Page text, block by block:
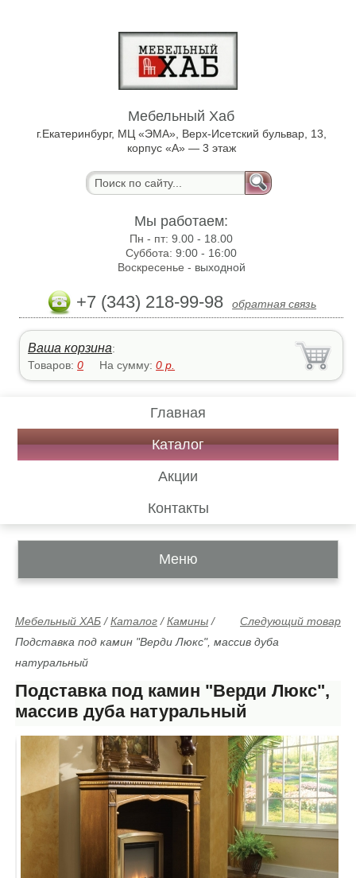
Мебельный Хаб
г.Екатеринбург, МЦ «ЭМА», Верх-Исетский бульвар, 13,
корпус «А» — 3 этаж
Мы работаем:
Пн - пт:9.00 - 18.00
Суббота:9:00 - 16:00
Воскресенье - выходной
+7 (343) 218-99-98 обратная связь
Ваша корзина:
Товаров:0 На сумму:0 р.
Главная
Каталог
Акции
Контакты
Меню
Следующий товар
Мебельный ХАБ /Каталог /Камины /
Подставка под камин "Верди Люкс", массив дуба
натуральный
Подставка под камин "Верди Люкс",
массив дуба натуральный